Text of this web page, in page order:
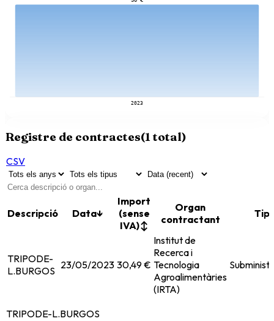
2023
Registre de contractes(1total)
CSV
Descripció Data↓
Import
(sense
IVA)↕
Organ
contractant
TRIPODE-
L.BURGOS 23/05/2023 30,49 €
Institut de
Recerca i
Tecnologia
Agroalimentàries
(IRTA)
TRIPODE-L.BURGOS